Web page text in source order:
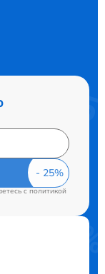
cполитикой